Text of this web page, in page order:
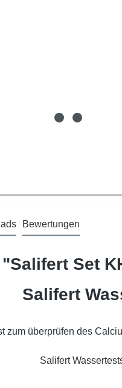
Bewertungen
Set
Salifert
zum überprüfen des
Salifert